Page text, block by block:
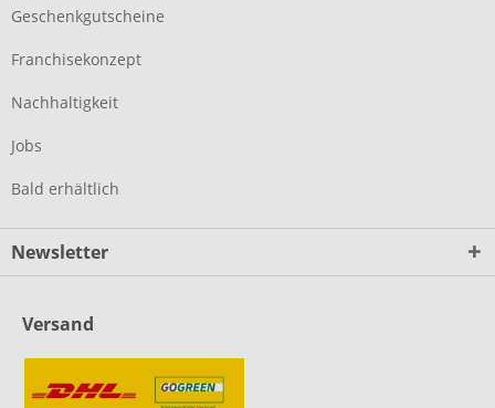
Geschenkgutscheine
Franchisekonzept
Nachhaltigkeit
Jobs
Bald erhältlich
Newsletter
Versand